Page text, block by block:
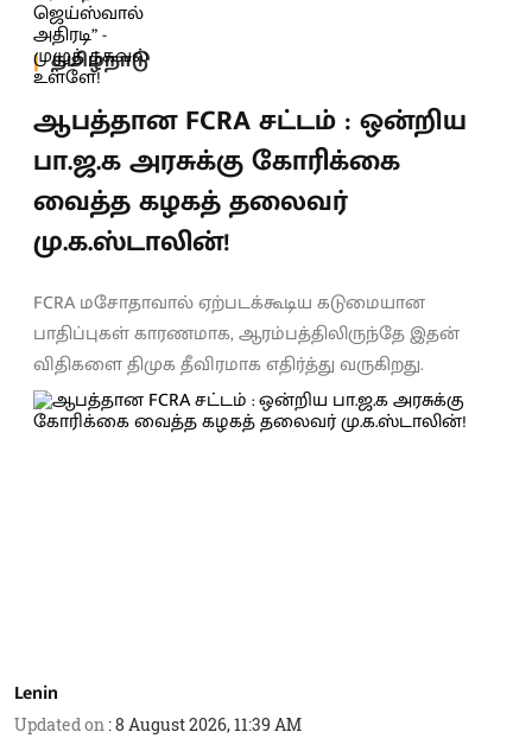
தமிழ்நாடு
ஆபத்தான FCRA சட்டம் : ஒன்றிய
பா.ஜ.க அரசுக்கு கோரிக்கை
வைத்த கழகத் தலைவர்
மு.க.ஸ்டாலின்!
FCRA மசோதாவால் ஏற்படக்கூடிய கடுமையான
பாதிப்புகள் காரணமாக, ஆரம்பத்திலிருந்தே இதன்
விதிகளை திமுக தீவிரமாக எதிர்த்து வருகிறது.
Lenin
Updated on :8 August 2026, 11:39 AM